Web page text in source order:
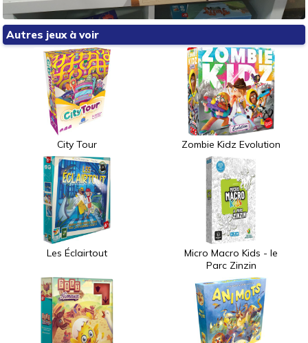
Autres jeux à voir
City Tour Zombie Kidz Evolution
Les Éclairtout
Micro Macro Kids - le
Parc Zinzin